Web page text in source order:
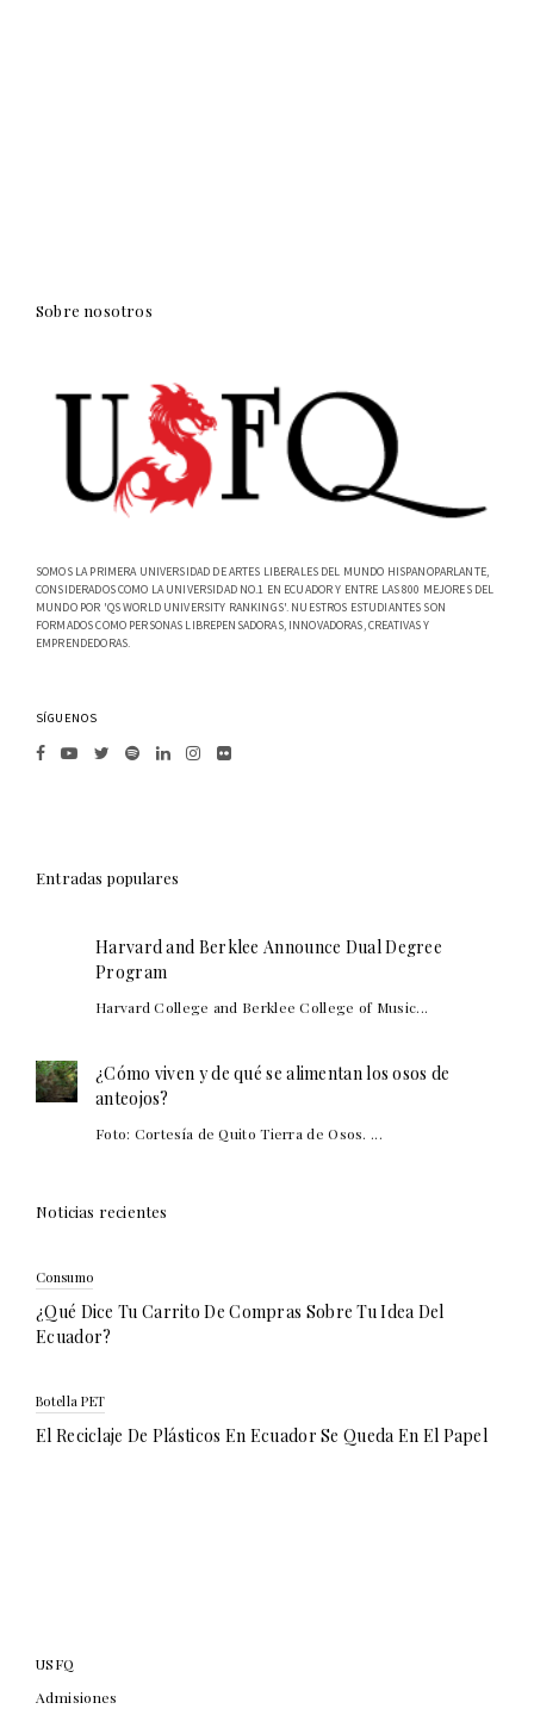
Sobre nosotros
SOMOS LA PRIMERA UNIVERSIDAD DE ARTES LIBERALES DEL MUNDO HISPANOPARLANTE,
CONSIDERADOS COMO LA UNIVERSIDAD NO.1 EN ECUADOR Y ENTRE LAS 800 MEJORES DEL
MUNDO POR 'QS WORLD UNIVERSITY RANKINGS'. NUESTROS ESTUDIANTES SON
FORMADOS COMO PERSONAS LIBREPENSADORAS, INNOVADORAS, CREATIVAS Y
EMPRENDEDORAS.
SÍGUENOS
Entradas populares
Harvard and Berklee Announce Dual Degree
Program
Harvard College and Berklee College of Music...
¿Cómo viven y de qué se alimentan los osos de
anteojos?
Foto: Cortesía de Quito Tierra de Osos. ...
Noticias recientes
Consumo
¿Qué Dice Tu Carrito De Compras Sobre Tu Idea Del
Ecuador?
Botella PET
El Reciclaje De Plásticos En Ecuador Se Queda En El Papel
USFQ
Admisiones